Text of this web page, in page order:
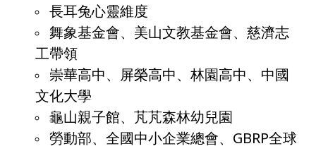
長耳兔心靈維度
舞象基金會、美山文教基金會、慈濟志
工帶領
崇華高中、屏榮高中、林園高中、中國
文化大學
龜山親子館、芃芃森林幼兒園
勞動部、全國中小企業總會、GBRP全球